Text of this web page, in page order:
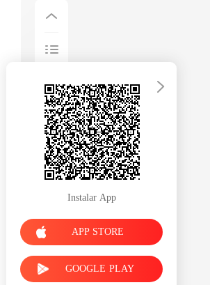
Instalar App
APP STORE
GOOGLE PLAY